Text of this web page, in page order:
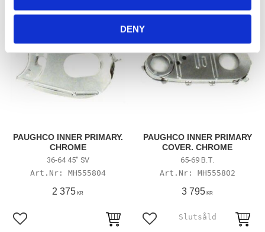
DENY
PAUGHCO INNER PRIMARY.
CHROME
36-64 45" SV
MH555804
2 375 KR
Lägg till i favoriter
PAUGHCO INNER PRIMARY
COVER. CHROME
65-69 B.T.
MH555802
3 795 KR
Lägg till i favoriter